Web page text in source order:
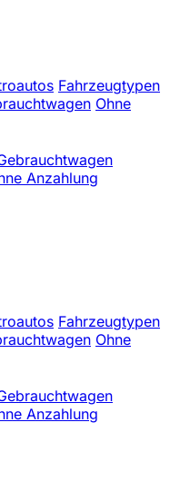
Fahrzeugtypen
Ohne
Anzahlung
Fahrzeugtypen
Ohne
Anzahlung